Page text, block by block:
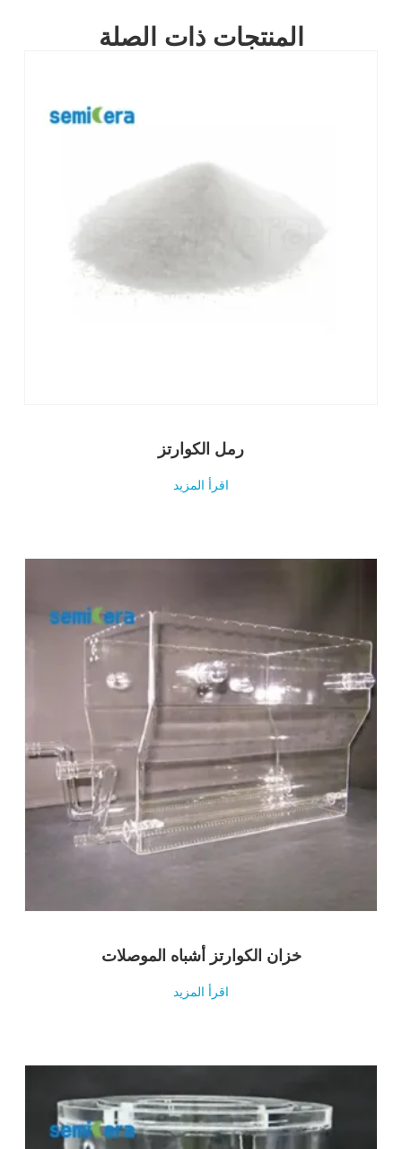
المنتجات ذات الصلة
رمل الكوارتز
اقرأ المزيد
خزان الكوارتز أشباه الموصلات
اقرأ المزيد